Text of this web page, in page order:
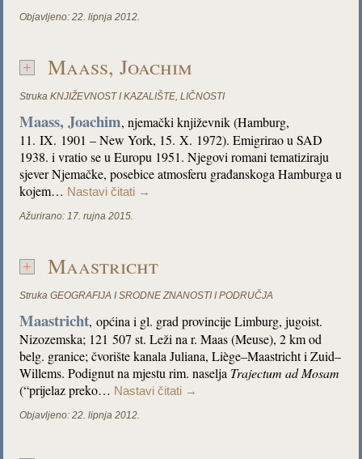
Objavljeno: 22. lipnja 2012.
Maass, Joachim
Struka KNJIŽEVNOST I KAZALIŠTE,LIČNOSTI
Maass, Joachim, njemački književnik (Hamburg,
11. IX. 1901 – New York, 15. X. 1972). Emigrirao u SAD
1938. i vratio se u Europu 1951. Njegovi romani tematiziraju
sjever Njemačke, posebice atmosferu građanskoga Hamburga u
kojem… Nastavi čitati →
Ažurirano: 17. rujna 2015.
Maastricht
Struka GEOGRAFIJA I SRODNE ZNANOSTI I PODRUČJA
Maastricht, općina i gl. grad provincije Limburg, jugoist.
Nizozemska; 121 507 st. Leži na r. Maas (Meuse), 2 km od
belg. granice; čvorište kanala Juliana, Liège–Maastricht i Zuid–
Willems. Podignut na mjestu rim. naselja Trajectum ad Mosam
(“prijelaz preko… Nastavi čitati →
Objavljeno: 22. lipnja 2012.